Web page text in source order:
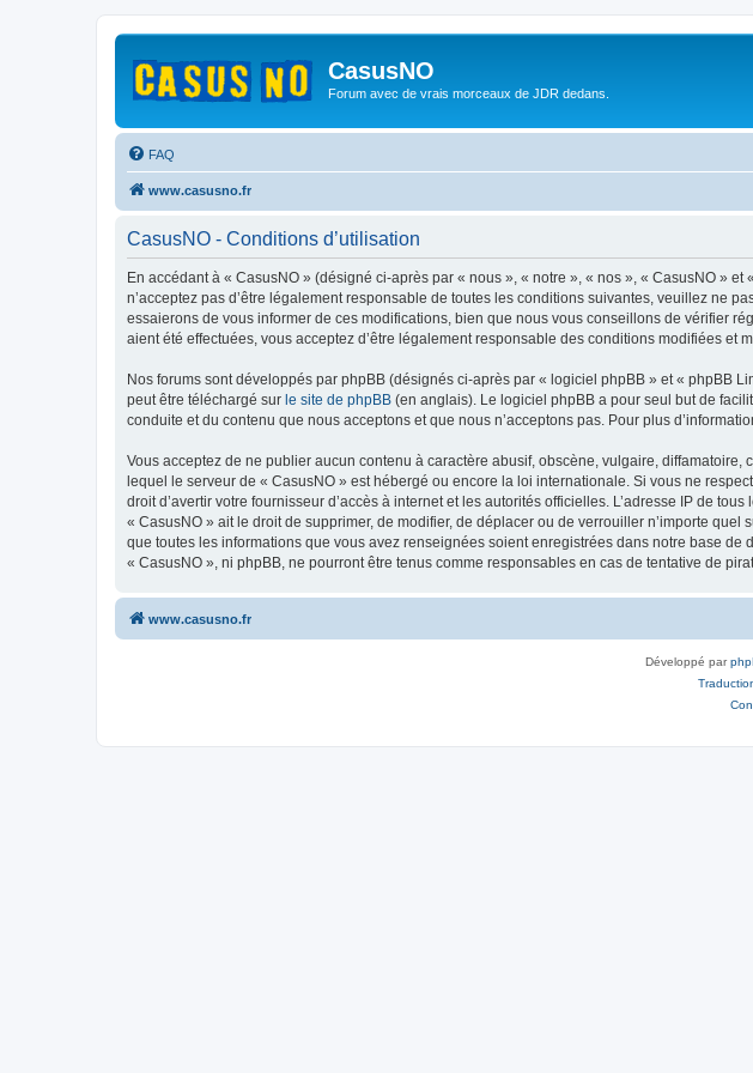
CasusNO
Forum avec de vrais morceaux de JDR dedans.
FAQ
www.casusno.fr
CasusNO - Conditions d’utilisation
En accédant à « CasusNO » (désigné ci-après par « nous », « notre », « nos », « CasusNO »
n’acceptez pas d’être légalement responsable de toutes les conditions suivantes, veuillez ne
essaierons de vous informer de ces modifications, bien que nous vous conseillons de vérifier
aient été effectuées, vous acceptez d’être légalement responsable des conditions modifiées et
Nos forums sont développés par phpBB (désignés ci-après par « logiciel phpBB » et « phpBB
peut être téléchargé sur le site de phpBB (en anglais). Le logiciel phpBB a pour seul but de
conduite et du contenu que nous acceptons et que nous n’acceptons pas. Pour plus
Vous acceptez de ne publier aucun contenu à caractère abusif, obscène, vulgaire,
lequel le serveur de « CasusNO » est hébergé ou encore la loi internationale. Si vous ne
droit d’avertir votre fournisseur d’accès à internet et les autorités officielles. L’adresse IP de
« CasusNO » ait le droit de supprimer, de modifier, de déplacer ou de verrouiller n’importe
que toutes les informations que vous avez renseignées soient enregistrées dans notre base
« CasusNO », ni phpBB, ne pourront être tenus comme responsables en cas de tentative de
www.casusno.fr
Développé par